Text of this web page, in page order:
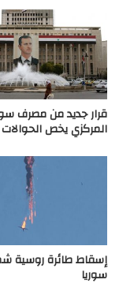
قرار جديد من مصرف
المركزي يخص الحوالات
إسقاط طائرة روسية
سوريا